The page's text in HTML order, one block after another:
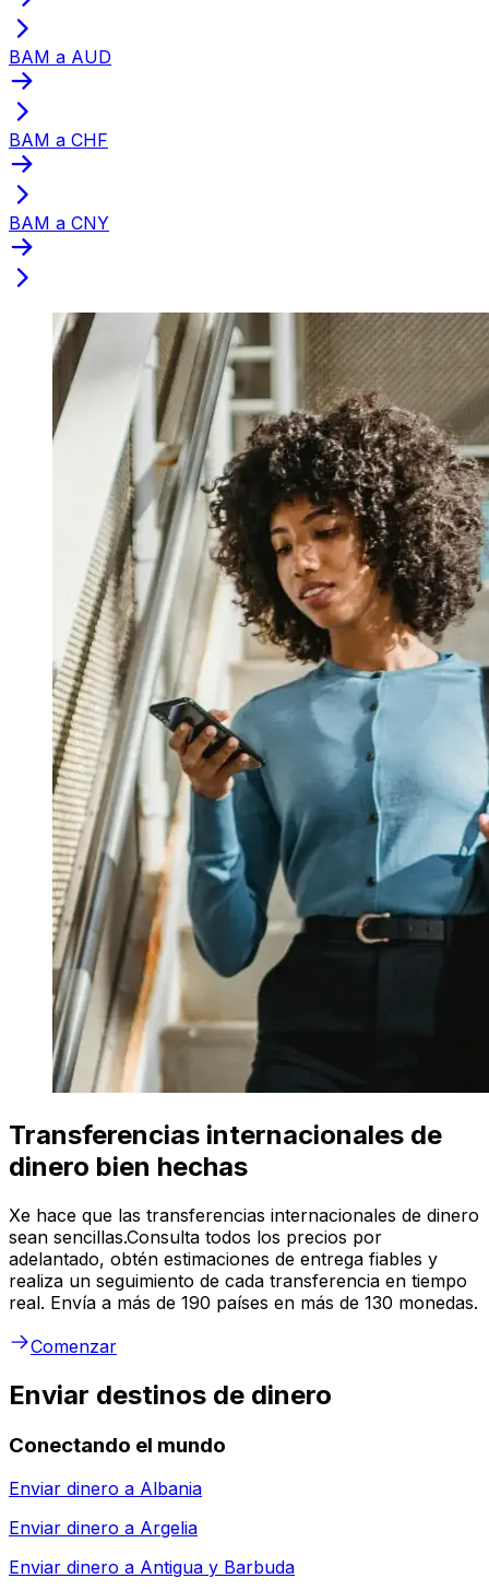
BAM a AUD
BAM a CHF
BAM a CNY
Transferencias internacionales de
dinero bien hechas
Xe hace que las transferencias internacionales de dinero
sean sencillas.Consulta todos los precios por
adelantado, obtén estimaciones de entrega fiables y
realiza un seguimiento de cada transferencia en tiempo
real. Envía a más de 190 países en más de 130 monedas.
Comenzar
Enviar destinos de dinero
Conectando el mundo
Enviar dinero a Albania
Enviar dinero a Argelia
Enviar dinero a Antigua y Barbuda